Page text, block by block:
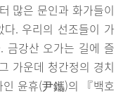
많은 문인과 화가들이
. 우리의 선조들이 가
금강산 오가는 길에 즐
가운데 청간정의 경치
윤휴(尹鑴)의 『백호